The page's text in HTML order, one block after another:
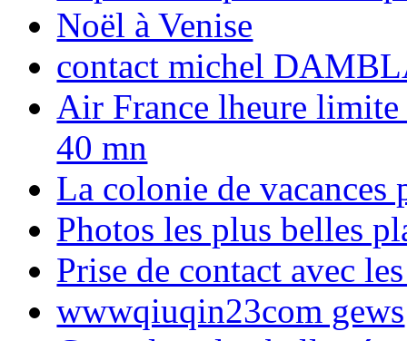
Noël à Venise
contact michel
Air France lheure limite
40 mn
La colonie de vacances
Photos les plus belles
Prise de contact avec
wwwqiuqin23com gews